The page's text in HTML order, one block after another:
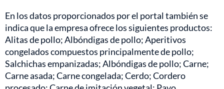
En los datos proporcionados por el portal también se
indica que la empresa ofrece los siguientes productos:
Alitas de pollo; Albóndigas de pollo; Aperitivos
congelados compuestos principalmente de pollo;
Salchichas empanizadas; Albóndigas de pollo; Carne;
Carne asada; Carne congelada; Cerdo; Cordero